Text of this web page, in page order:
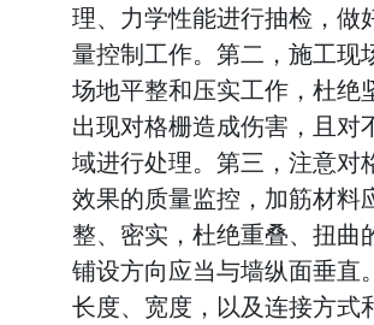
理、力学性能进行抽检，做
量控制工作。第二，施工现
场地平整和压实工作，杜绝
出现对格栅造成伤害，且对
域进行处理。第三，注意对
效果的质量监控，加筋材料
整、密实，杜绝重叠、扭曲
铺设方向应当与墙纵面垂直
长度、宽度，以及连接方式